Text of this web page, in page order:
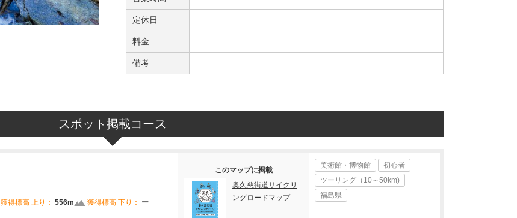
定休日
料金
備考
スポット掲載コース
獲得標高 上り： 556m 獲得標高 下り：
ー
このマップに掲載
奥久慈街道サイクリ
ングロードマップ
美術館・博物館
初心者
ツーリング（10～50km)
福島県